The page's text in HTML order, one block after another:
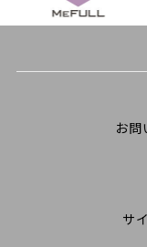
お
サ